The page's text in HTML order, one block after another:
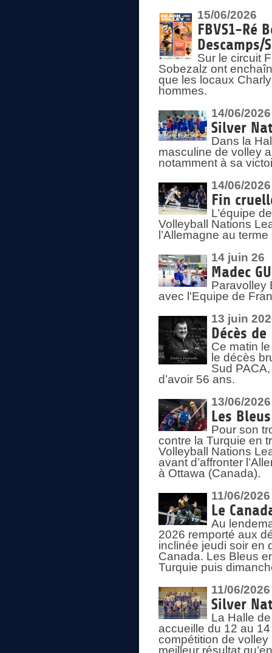
15/06/2026
FBVS1-Ré
Descamps/
Sur le circuit
Sobezalz ont
que les locaux
hommes.
14/06/2026
Silver
Dans la
masculine de volley
notamment à sa
14/06/2026
Fin
L’équipe
Volleyball Nations
l’Allemagne au
14 juin 26
Madec
Paravolley
avec l'Equipe de
13 juin
Décès de
Ce matin
le décès
Sud
d’avoir 56 ans.
13/06/2026
Les
Pour son
contre la Turquie en
Volleyball Nations
avant d’affronter
à Ottawa (Canada).
11/06/2026
Le
Au
2026 remporté aux
inclinée jeudi soir en
Canada. Les Bleus
Turquie puis
11/06/2026
Silver
La Halle
accueille du 12 au
compétition de
meilleur résultat